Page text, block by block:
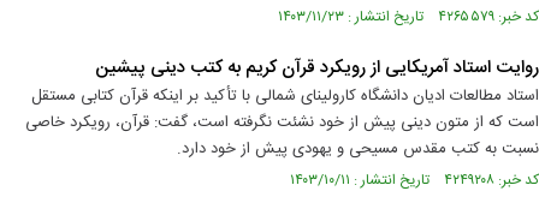
کد خبر: ۴۲۶۵۵۷۹ تاریخ انتشار : ۱۴۰۳/۱۱/۲۳
روایت استاد آمریکایی از رویکرد قرآن کریم به کتب دینی پیشین
استاد مطالعات ادیان دانشگاه کارولینای شمالی با تأکید بر اینکه قرآن کتابی مستقل
است که از متون دینی پیش از خود نشئت نگرفته است، گفت: قرآن، رویکرد خاصی
نسبت به کتب مقدس مسیحی و یهودی پیش از خود دارد.
کد خبر: ۴۲۴۹۲۰۸ تاریخ انتشار : ۱۴۰۳/۱۰/۱۱